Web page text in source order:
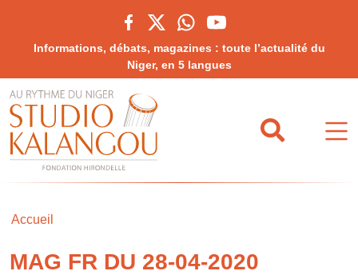
Informations, débats, magazines : toute l’actualité du
Niger, en 5 langues
Accueil
MAG FR DU 28-04-2020